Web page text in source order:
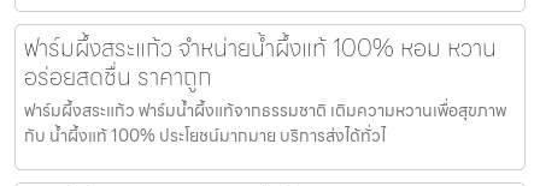
ฟาร์มผึ้งสระแก้ว จำหน่ายน้ำผึ้งแท้ 100% หอม หวาน
อร่อยสดชื่น ราคาถูก
ฟาร์มผึ้งสระแก้ว ฟาร์มน้ำผึ้งแท้จากธรรมชาติ เติมความหวานเพื่อสุขภาพ
กับ น้ำผึ้งแท้ 100% ประโยชน์มากมาย บริการส่งได้ทั่วไ